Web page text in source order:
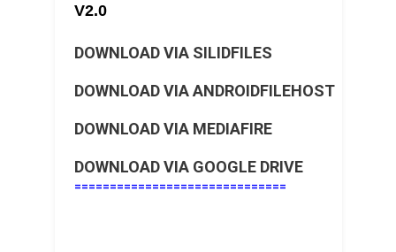
V2.0
DOWNLOAD VIA SILIDFILES
DOWNLOAD VIA ANDROIDFILEHOST
DOWNLOAD VIA MEDIAFIRE
DOWNLOAD VIA GOOGLE DRIVE
==============================